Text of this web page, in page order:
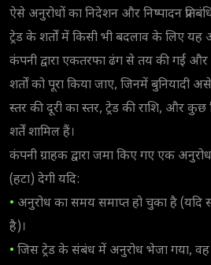
ऐसे अनुरोधों का निदेशन और निष्पादन
ट्रेड के शर्तों में किसी भी बदलाव के लिए
कंपनी द्वारा एकतरफा ढंग से तय की गईं और
शर्तों को पूरा किया जाए, जिनमें बुनियादी
स्तर की दूरी का स्तर, ट्रेड की राशि, और
शर्तें शामिल हैं।
कंपनी ग्राहक द्वारा जमा किए गए एक
(हटा) देगी यदि:
• अनुरोध का समय समाप्त हो चुका है (यदि
है)।
• जिस ट्रेड के संबंध में अनुरोध भेजा गया, वह